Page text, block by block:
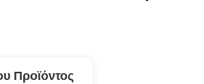
Προϊόντος